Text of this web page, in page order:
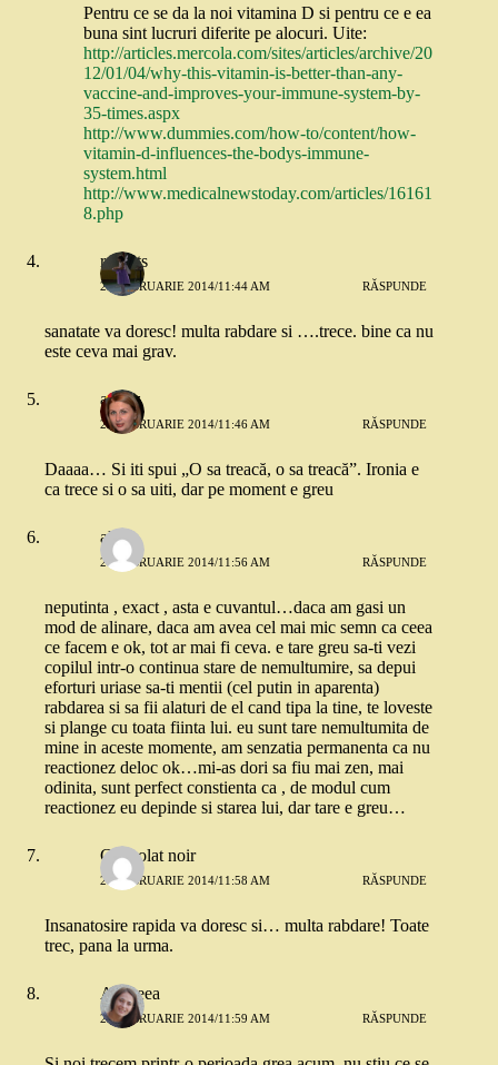
Pentru ce se da la noi vitamina D si pentru ce e ea
buna sint lucruri diferite pe alocuri. Uite:
http://articles.mercola.com/sites/articles/archive/20
12/01/04/why-this-vitamin-is-better-than-any-
vaccine-and-improves-your-immune-system-by-
35-times.aspx
http://www.dummies.com/how-to/content/how-
vitamin-d-influences-the-bodys-immune-
system.html
http://www.medicalnewstoday.com/articles/16161
8.php
roberts
26 FEBRUARIE 2014/11:44 AM RĂSPUNDE
sanatate va doresc! multa rabdare si ….trece. bine ca nu
este ceva mai grav.
andaz
26 FEBRUARIE 2014/11:46 AM RĂSPUNDE
Daaaa… Si iti spui „O sa treacă, o sa treacă”. Ironia e
ca trece si o sa uiti, dar pe moment e greu
ale
26 FEBRUARIE 2014/11:56 AM RĂSPUNDE
neputinta , exact , asta e cuvantul…daca am gasi un
mod de alinare, daca am avea cel mai mic semn ca ceea
ce facem e ok, tot ar mai fi ceva. e tare greu sa-ti vezi
copilul intr-o continua stare de nemultumire, sa depui
eforturi uriase sa-ti mentii (cel putin in aparenta)
rabdarea si sa fii alaturi de el cand tipa la tine, te loveste
si plange cu toata fiinta lui. eu sunt tare nemultumita de
mine in aceste momente, am senzatia permanenta ca nu
reactionez deloc ok…mi-as dori sa fiu mai zen, mai
odinita, sunt perfect constienta ca , de modul cum
reactionez eu depinde si starea lui, dar tare e greu…
Chocolat noir
26 FEBRUARIE 2014/11:58 AM RĂSPUNDE
Insanatosire rapida va doresc si… multa rabdare! Toate
trec, pana la urma.
Andreea
26 FEBRUARIE 2014/11:59 AM RĂSPUNDE